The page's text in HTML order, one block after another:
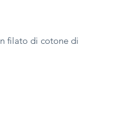
filato di cotone di